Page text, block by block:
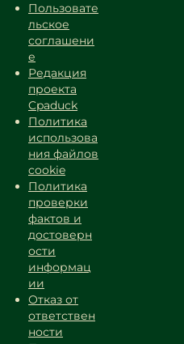
Пользовате
льское
соглашени
е
Редакция
проекта
Cpaduck
Политика
использова
ния файлов
cookie
Политика
проверки
фактов и
достоверн
ости
информац
ии
Отказ от
ответствен
ности